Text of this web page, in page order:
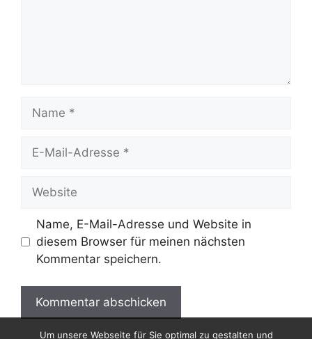
Name
Website
Name, E-Mail-Adresse und Website in
diesem Browser für meinen nächsten
Kommentar speichern.
Um unsere Webseite für Sie optimal zu gestalten und